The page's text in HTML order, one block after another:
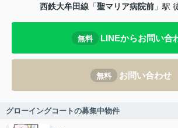
西鉄大牟田線 「聖マリア病院前 」駅
無料 LINEからお問い合
無料 お問い合わせ
グローイングコートの募集中物件